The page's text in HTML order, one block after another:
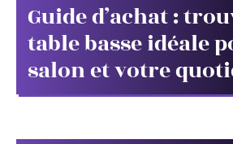
Guide d’achat :
table basse idéale
salon et votre